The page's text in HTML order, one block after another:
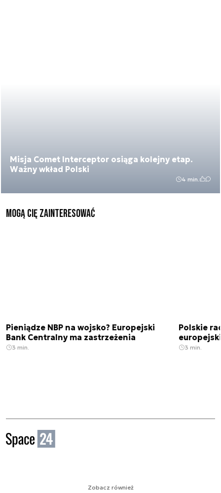
Misja Comet Interceptor osiąga kolejny etap.
Ważny wkład Polski
4 min.
Mogą Cię zainteresować
Pieniądze NBP na wojsko? Europejski
Bank Centralny ma zastrzeżenia
3 min.
Polskie
3 min.
Zobacz również